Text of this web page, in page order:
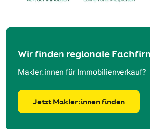
Wir finden regionale
Makler:innen für Immobilienverkauf?
Jetzt Makler:innen finden